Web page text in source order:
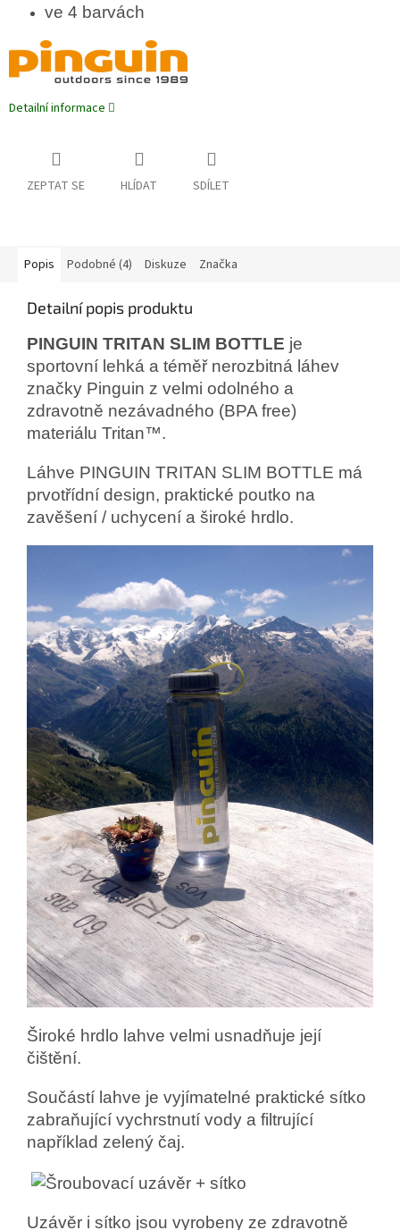
ve 4 barvách
Detailní informace
ZEPTAT SE HLÍDAT SDÍLET
Popis Podobné (4) Diskuze Značka
Detailní popis produktu
PINGUIN TRITAN SLIM BOTTLE je
sportovní lehká a téměř nerozbitná láhev
značky Pinguin z velmi odolného a
zdravotně nezávadného (BPA free)
materiálu Tritan™.
Láhve PINGUIN TRITAN SLIM BOTTLE má
prvotřídní design, praktické poutko na
zavěšení / uchycení a široké hrdlo.
Široké hrdlo lahve velmi usnadňuje její
čištění.
Součástí lahve je vyjímatelné praktické sítko
zabraňující vychrstnutí vody a filtrující
například zelený čaj.
Uzávěr i sítko jsou vyrobeny ze zdravotně